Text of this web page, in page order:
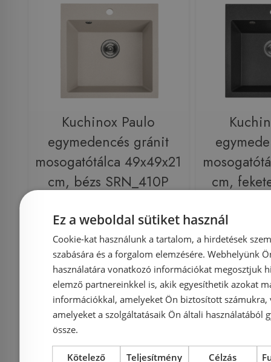
Kuchinox Paulo
egymedencés gránit
mosogatótálca 49x49x21
cm, bézs SRN_410P
Azonosító: 214276
Cikkszám: SRN_410P
49 900 Ft39 990 Ft
Kosárba
cm,
49 900 Ft
-5%
Külső raktáron Rendelésre
Ez a weboldal sütiket használ
Cookie-kat használunk a tartalom, a hirdetések
szabására és a forgalom elemzésére. Webhelyünk
használatára vonatkozó információkat megosztjuk
elemző partnereinkkel is, akik egyesíthetik azokat
információkkal, amelyeket Ön biztosított számukra,
amelyeket a szolgáltatásaik Ön általi használatából
össze.
Kötelező Teljesítmény Célzás